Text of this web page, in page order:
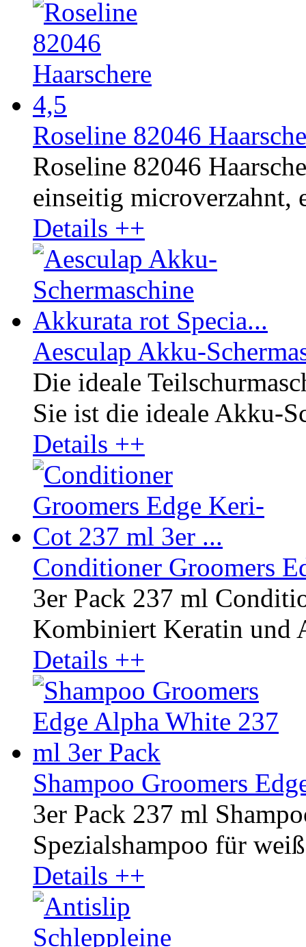
Roseline 82046
Roseline 82046
einseitig microverzahnt,
Details ++
Aesculap Akku-
Die ideale
Sie ist die ideale Akku-
Details ++
Conditioner Groomers
3er Pack 237 ml
Kombiniert Keratin und
Details ++
Shampoo Groomers
3er Pack 237 ml
Spezialshampoo für
Details ++